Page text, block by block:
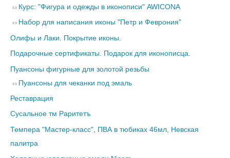
Курс: "Фигура и одежды в иконописи" AWICONA
Набор для написания иконы "Петр и Феврония"
Олифы и Лаки. Покрытие иконы.
Подарочные сертификаты. Подарок для иконописца.
Пуансоны фигурные для золотой резьбы
Пуансоны для чеканки под эмаль
Реставрация
Сусальное тм Раритетъ
Темпера "Мастер-класс", ПВА в тюбиках 46мл, Невская
палитра